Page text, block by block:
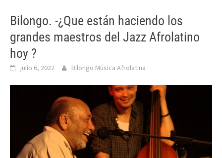
Bilongo. -¿Que están haciendo los
grandes maestros del Jazz Afrolatino
hoy ?
julio 6, 2022 Bilongo Música Afrolatina